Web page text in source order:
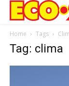
Home Tags
Tag: clima